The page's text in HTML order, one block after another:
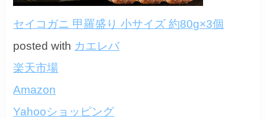
セイコガニ 甲羅盛り 小サイズ 約80g×3個
posted with カエレバ
楽天市場
Amazon
Yahooショッピング